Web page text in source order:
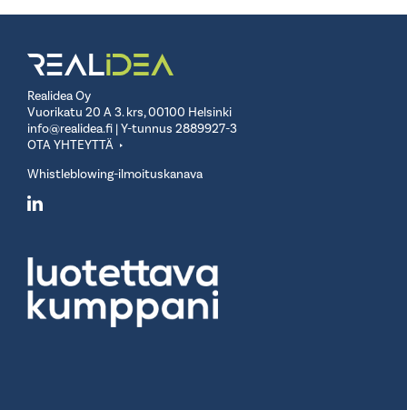
Realidea Oy
Vuorikatu 20 A 3. krs, 00100 Helsinki
info@realidea.fi | Y-tunnus 2889927-3
OTA YHTEYTTÄ
Whistleblowing-ilmoituskanava